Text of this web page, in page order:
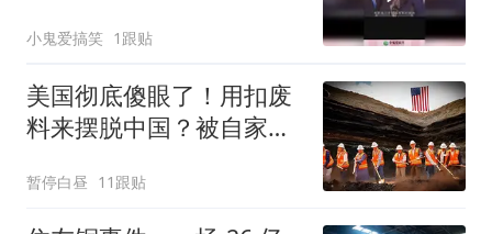
小鬼爱搞笑 1跟贴
美国彻底傻眼了！用扣废
料来摆脱中国？被自家企
暂停白昼 11跟贴